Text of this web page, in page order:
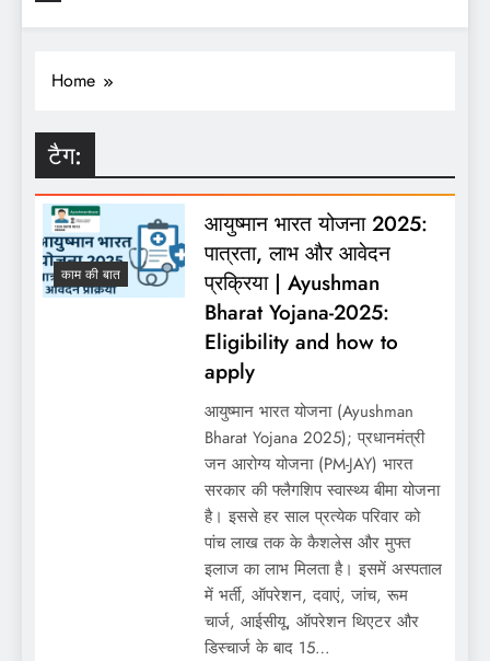
Home
टैग:
काम की बात
आयुष्मान भारत योजना 2025:
पात्रता, लाभ और आवेदन
प्रक्रिया | Ayushman
Bharat Yojana-2025:
Eligibility and how to
apply
आयुष्मान भारत योजना (Ayushman
Bharat Yojana 2025); प्रधानमंत्री
जन आरोग्य योजना (PM-JAY) भारत
सरकार की फ्लैगशिप स्वास्थ्य बीमा योजना
है। इससे हर साल प्रत्येक परिवार को
पांच लाख तक के कैशलेस और मुफ्त
इलाज का लाभ मिलता है। इसमें अस्पताल
में भर्ती, ऑपरेशन, दवाएं, जांच, रूम
चार्ज, आईसीयू, ऑपरेशन थिएटर और
डिस्चार्ज के बाद 15…